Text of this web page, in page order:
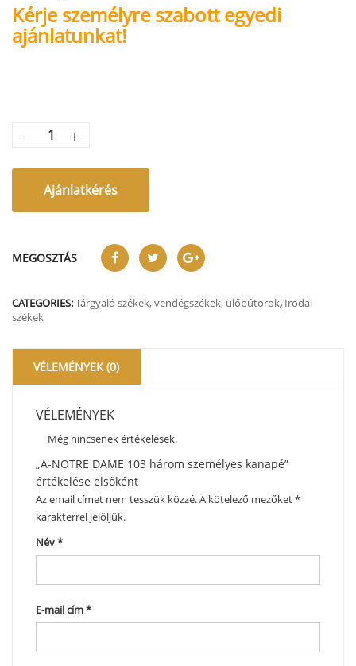
Kérje személyre szabott egyedi
ajánlatunkat!
Ajánlatkérés
MEGOSZTÁS
CATEGORIES:Tárgyaló székek, vendégszékek, ülőbútorok, Irodai
székek
VÉLEMÉNYEK (0)
VÉLEMÉNYEK
Még nincsenek értékelések.
„A-NOTRE DAME 103 három személyes kanapé”
értékelése elsőként
Az email címet nem tesszük közzé.A kötelező mezőket*
karakterrel jelöljük.
Név*
E-mail cím*